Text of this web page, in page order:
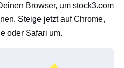
Browser, um stock3.com
Steige jetzt auf Chrome,
oder Safari um.